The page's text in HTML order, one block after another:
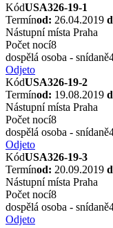
KódUSA326-19-1
Termínod: 26.04.2019
Nástupní místa Praha
Počet nocí8
dospělá osoba - snídaně
Odjeto
KódUSA326-19-2
Termínod: 19.08.2019
Nástupní místa Praha
Počet nocí8
dospělá osoba - snídaně
Odjeto
KódUSA326-19-3
Termínod: 20.09.2019
Nástupní místa Praha
Počet nocí8
dospělá osoba - snídaně
Odjeto